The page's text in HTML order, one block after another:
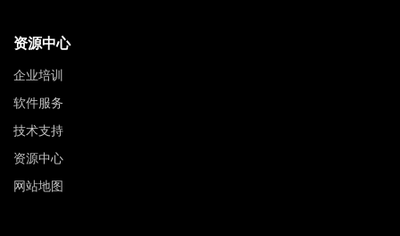
资源中心
企业培训
软件服务
技术支持
资源中心
网站地图